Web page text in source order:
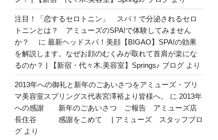
注目！「恋するセロトニン」 スパ！で分泌されるセロ
トニンとは？ アミューズのSPA!で体験してみません
か？
に 最新ヘッドスパ！美顔【BIGAO】SPA!の効果
を解説します。なぜお顔のむくみが取れて首肩が楽にな
るのか？ | 【新宿・代々木.美容室】Springs♪ ブログ より
2013年への御礼と新年のごあいさつをアミューズ・プリ
マ美容室スプリングス代表宮澤裕より皆様へ。
に 2013年
への感謝 新年のごあいさつ ご報告 アミューズ店
長住谷 感謝をこめて | アミューズ スタッフブロ
グ より